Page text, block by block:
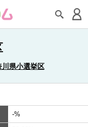
川県小選挙区
-%